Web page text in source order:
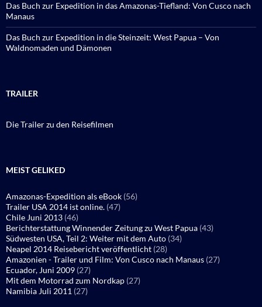
Das Buch zur Expedition in das Amazonas-Tiefland: Von Cusco nach
Manaus
Das Buch zur Expedition in die Steinzeit: West Papua – Von
Waldnomaden und Dämonen
TRAILER
Die Trailer zu den Reisefilmen
MEIST GELIKED
Amazonas-Expedition als eBook (56)
Trailer USA 2014 ist online. (47)
Chile Juni 2013 (46)
Berichterstattung Winnender Zeitung zu West Papua (43)
Südwesten USA, Teil 2: Weiter mit dem Auto (34)
Neapel 2014 Reisebericht veröffentlicht (28)
Amazonien - Trailer und Film: Von Cusco nach Manaus (27)
Ecuador, Juni 2009 (27)
Mit dem Motorrad zum Nordkap (27)
Namibia Juli 2011 (27)